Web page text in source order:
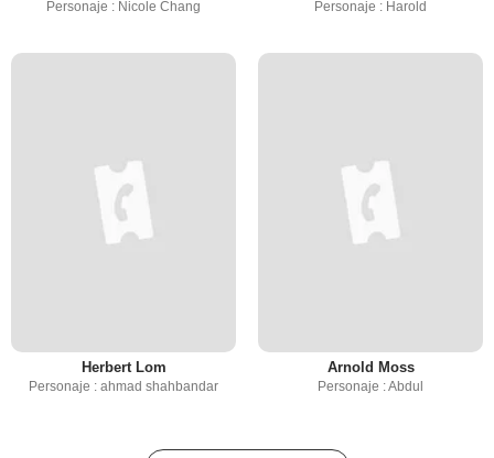
Personaje : Nicole Chang Personaje : Harold
Herbert Lom
Personaje : ahmad shahbandar
Arnold Moss
Personaje : Abdul